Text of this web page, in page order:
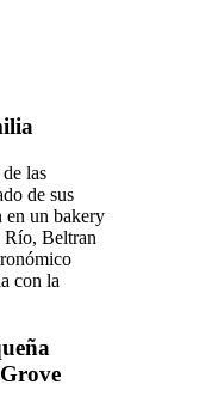
las
de sus
en un bakery
Río, Beltran
con la